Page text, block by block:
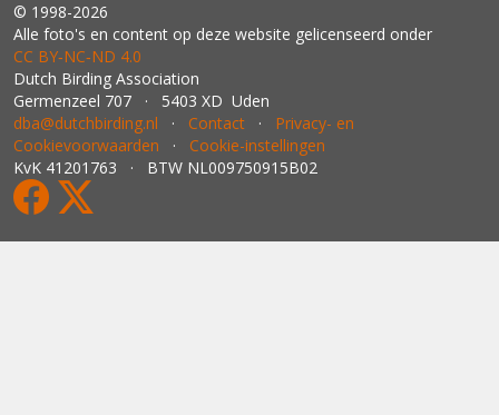
© 1998-2026
Alle foto's en content op deze website gelicenseerd onder
CC BY‑NC‑ND 4.0
Dutch Birding Association
Germenzeel 707 · 5403 XD Uden
dba@dutchbirding.nl · Contact · Privacy- en
Cookievoorwaarden · Cookie-instellingen
KvK 41201763 · BTW NL009750915B02